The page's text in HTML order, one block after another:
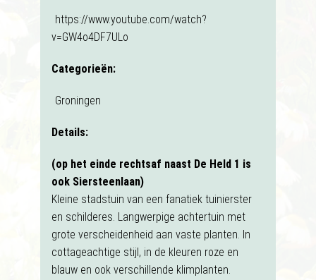
https://www.youtube.com/watch?
v=GW4o4DF7ULo
Categorieën:
Groningen
Details:
(op het einde rechtsaf naast De Held 1 is
ook Siersteenlaan)
Kleine stadstuin van een fanatiek tuinierster
en schilderes. Langwerpige achtertuin met
grote verscheidenheid aan vaste planten. In
cottageachtige stijl, in de kleuren roze en
blauw en ook verschillende klimplanten.